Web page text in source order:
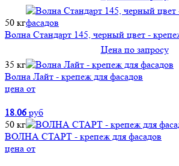
50 кг
Волна Стандарт 145, черный цвет -
Цена по запросу
35 кг
Волна Лайт - крепеж для фасадов
цена от
18.06 руб
50 кг
ВОЛНА СТАРТ - крепеж для фасадов
цена от